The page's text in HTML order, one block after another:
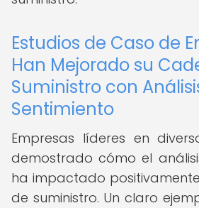
Estudios de Caso de
Han Mejorado su
Suministro con
Sentimiento
Empresas líderes en
demostrado cómo el
ha impactado
de suministro. Un claro